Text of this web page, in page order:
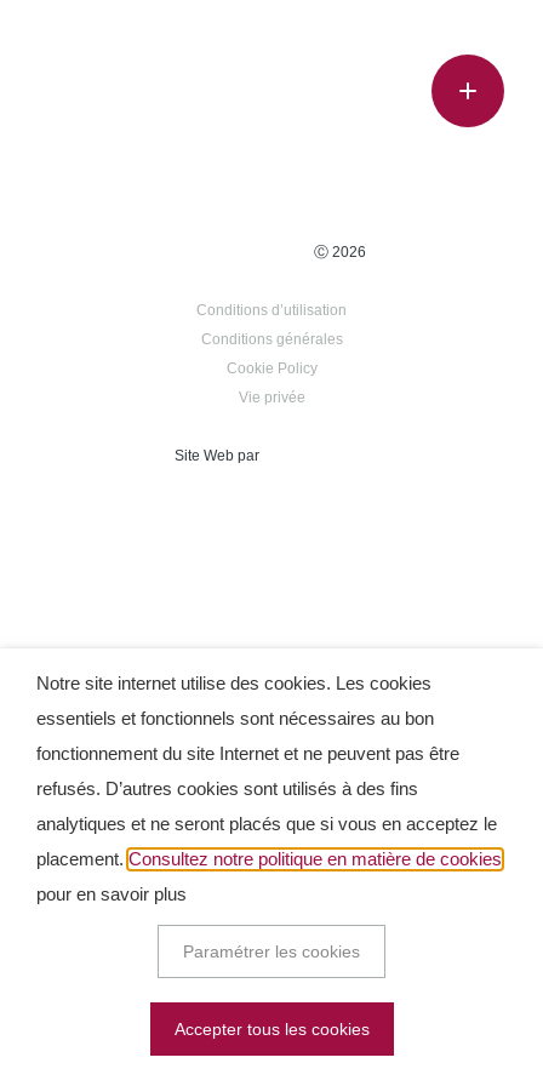
Ⓒ 2026
Conditions d’utilisation
Conditions générales
Cookie Policy
Vie privée
Site Web par
Notre site internet utilise des cookies. Les cookies
essentiels et fonctionnels sont nécessaires au bon
fonctionnement du site Internet et ne peuvent pas être
refusés. D’autres cookies sont utilisés à des fins
analytiques et ne seront placés que si vous en acceptez le
placement. Consultez notre politique en matière de cookies
pour en savoir plus
Paramétrer les cookies
Accepter tous les cookies